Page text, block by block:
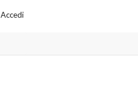
Accedi